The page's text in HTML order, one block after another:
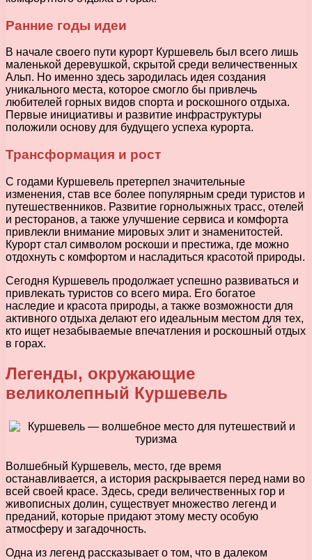
Ранние годы идеи
В начале своего пути курорт Куршевель был всего лишь
маленькой деревушкой, скрытой среди величественных
Альп. Но именно здесь зародилась идея создания
уникального места, которое смогло бы привлечь
любителей горных видов спорта и роскошного отдыха.
Первые инициативы и развитие инфраструктуры
положили основу для будущего успеха курорта.
Трансформация и рост
С годами Куршевель претерпел значительные
изменения, став все более популярным среди туристов и
путешественников. Развитие горнолыжных трасс, отелей
и ресторанов, а также улучшение сервиса и комфорта
привлекли внимание мировых элит и знаменитостей.
Курорт стал символом роскоши и престижа, где можно
отдохнуть с комфортом и насладиться красотой природы.
Сегодня Куршевель продолжает успешно развиваться и
привлекать туристов со всего мира. Его богатое
наследие и красота природы, а также возможности для
активного отдыха делают его идеальным местом для тех,
кто ищет незабываемые впечатления и роскошный отдых
в горах.
Легенды, окружающие
великолепный Куршевель
Волшебный Куршевель, место, где время
останавливается, а история раскрывается перед нами во
всей своей красе. Здесь, среди величественных гор и
живописных долин, существует множество легенд и
преданий, которые придают этому месту особую
атмосферу и загадочность.
Одна из легенд рассказывает о том, что в далеком